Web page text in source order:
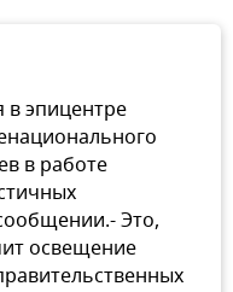
в эпицентре
в работе
Это,
освещение